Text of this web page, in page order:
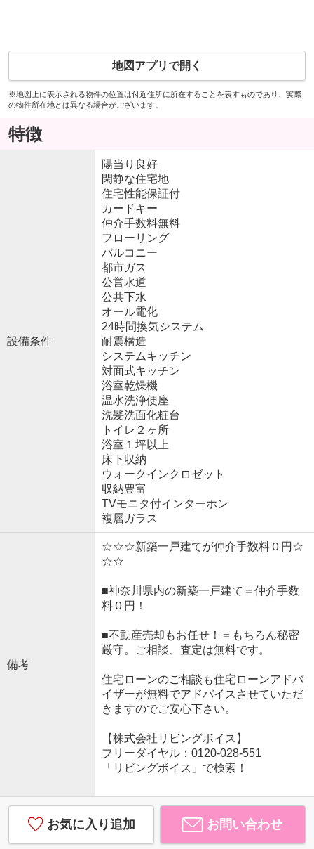
地図アプリで開く
※地図上に表示される物件の位置は付近住所に所在することを表すものであり、実際
の物件所在地とは異なる場合がございます。
特徴
設備条件
陽当り良好
閑静な住宅地
住宅性能保証付
カードキー
仲介手数料無料
フローリング
バルコニー
都市ガス
公営水道
公共下水
オール電化
24時間換気システム
耐震構造
システムキッチン
対面式キッチン
浴室乾燥機
温水洗浄便座
洗髪洗面化粧台
トイレ２ヶ所
浴室１坪以上
床下収納
ウォークインクロゼット
収納豊富
TVモニタ付インターホン
複層ガラス
備考
☆☆☆新築一戸建てが仲介手数料０円☆
☆☆
■神奈川県内の新築一戸建て＝仲介手数
料０円！
■不動産売却もお任せ！＝もちろん秘密
厳守。ご相談、査定は無料です。
住宅ローンのご相談も住宅ローンアドバ
イザーが無料でアドバイスさせていただ
きますのでご安心下さい。
【株式会社リビングボイス】
フリーダイヤル：0120-028-551
「リビングボイス」で検索！
お気に入り追加 お問い合わせ